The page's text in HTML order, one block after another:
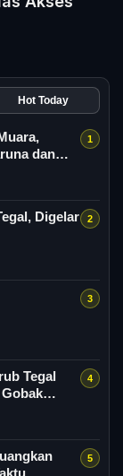
Hot Today
dan
Digelar
Tegal